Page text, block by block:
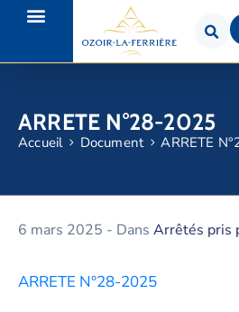
ARRETE N°28-2025
Accueil Document ARRETE
6 mars 2025 - Dans Arrêtés pris
ARRETE N°28-2025